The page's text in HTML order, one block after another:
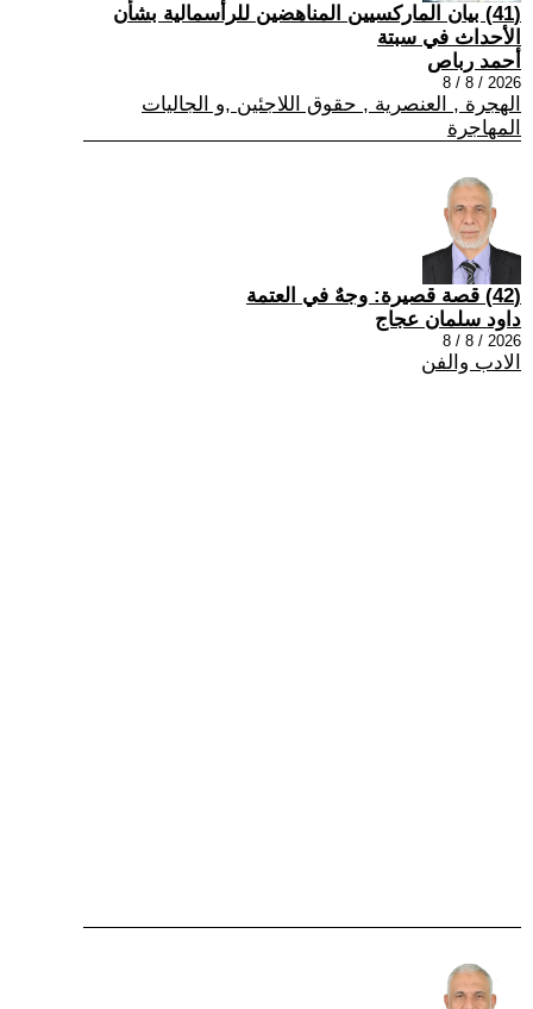
(41) بيان الماركسيين المناهضين للرأسمالية بشأن
الأحداث في سبتة
أحمد رباص
2026 / 8 / 8
الهجرة , العنصرية , حقوق اللاجئين ,و الجاليات
المهاجرة
(42) قصة قصيرة: وجهٌ في العتمة
داود سلمان عجاج
2026 / 8 / 8
الادب والفن